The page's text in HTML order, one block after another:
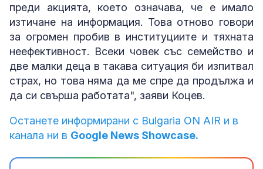
преди акцията, което означава, че е имало
изтичане на информация. Това отново говори
за огромен пробив в институциите и тяхната
неефективност. Всеки човек със семейство и
две малки деца в такава ситуация би изпитвал
страх, но това няма да ме спре да продължа и
да си свърша работата", заяви Коцев.
Останете информирани с Bulgaria ON AIR и в
канала ни в Google News Showcase.